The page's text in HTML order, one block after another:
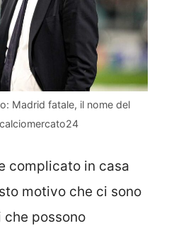
Madrid fatale, il nome del
complicato in casa
motivo che ci sono
che possono